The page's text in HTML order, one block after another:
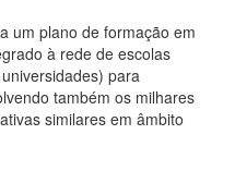
um plano de formação em
à rede de escolas
para
também os milhares
similares em âmbito